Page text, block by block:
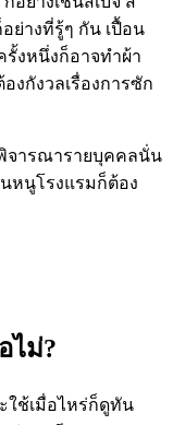
ย่างที่รู้ๆ กัน เปื้อน
รั้งหนึ่งก็อาจทำผ้า
งกังวลเรื่องการซัก
จารณารายบุคคลนั่น
หนูโรงแรมก็ต้อง
ไม่?
ใช้เมื่อไหร่ก็ดูทัน